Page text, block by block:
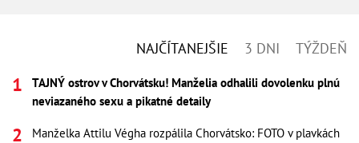
NAJČÍTANEJŠIE 3 DNI TÝŽDEŇ
TAJNÝ ostrov v Chorvátsku! Manželia odhalili dovolenku plnú
neviazaného sexu a pikatné detaily
Manželka Attilu Végha rozpálila Chorvátsko: FOTO v plavkách